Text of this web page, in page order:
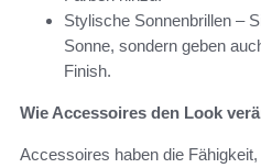
Stylische Sonnenbrillen –
Sonne, sondern geben
Finish.
Wie Accessoires den Look
Accessoires haben die